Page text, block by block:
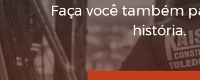
Faça você também
história.